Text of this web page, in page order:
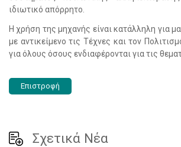
ιδιωτικό απόρρητο.
Η χρήση της μηχανής είναι κατάλληλη για
με αντικείμενο τις Τέχνες και τον
για όλους όσους ενδιαφέρονται για τις
Επιστροφή
Σχετικά Νέα